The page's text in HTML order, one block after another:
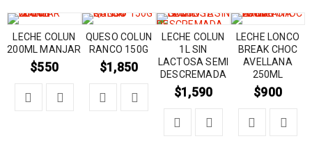
LECHE COLUN
200ML MANJAR
$550
QUESO COLUN
RANCO 150G
$1,850
LECHE COLUN
1L SIN
LACTOSA SEMI
DESCREMADA
$1,590
LECHE LONCO
BREAK CHOC
AVELLANA
250ML
$900